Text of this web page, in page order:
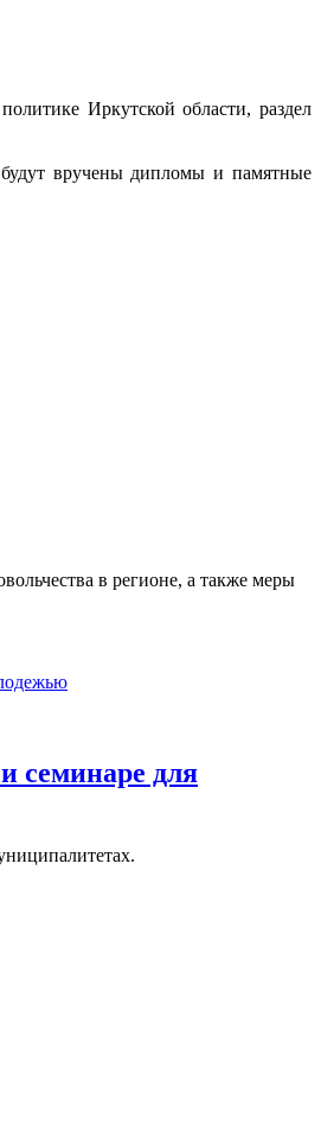
Иркутской области, раздел
вручены дипломы и памятные
в регионе, а также меры
семинаре для